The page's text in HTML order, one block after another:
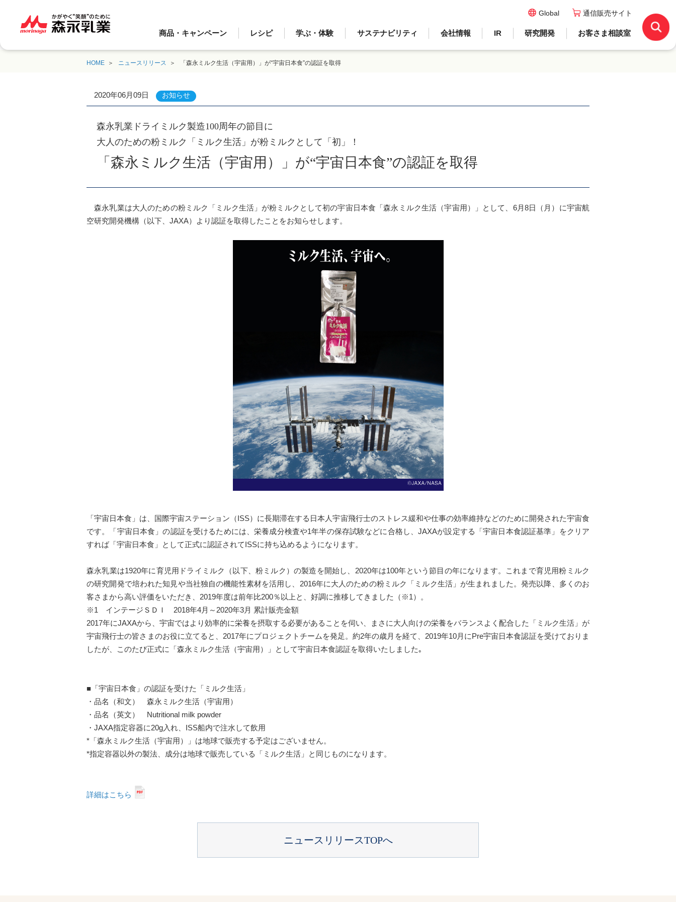
商品・キャンペーン レシピ 学ぶ・体験 サステナビリティ 会社情報 IR 研究開発 お客さま相談室
Global 通信販売サイト
HOME ニュースリリース 「森永ミルク生活（宇宙用）」が“宇宙日本食”の認証を取得
2020年06月09日 お知らせ
森永乳業ドライミルク製造100周年の節目に
大人のための粉ミルク「ミルク生活」が粉ミルクとして「初」！
「森永ミルク生活（宇宙用）」が“宇宙日本食”の認証を取得
森永乳業は大人のための粉ミルク「ミルク生活」が粉ミルクとして初の宇宙日本食「森永ミルク生活（宇宙用）」として、6月8日（月）に宇宙航
空研究開発機構（以下、JAXA）より認証を取得したことをお知らせします。
「宇宙日本食」は、国際宇宙ステーション（ISS）に長期滞在する日本人宇宙飛行士のストレス緩和や仕事の効率維持などのために開発された宇宙食
です。「宇宙日本食」の認証を受けるためには、栄養成分検査や1年半の保存試験などに合格し、JAXAが設定する「宇宙日本食認証基準」をクリア
すれば「宇宙日本食」として正式に認証されてISSに持ち込めるようになります。
森永乳業は1920年に育児用ドライミルク（以下、粉ミルク）の製造を開始し、2020年は100年という節目の年になります。これまで育児用粉ミルク
の研究開発で培われた知見や当社独自の機能性素材を活用し、2016年に大人のための粉ミルク「ミルク生活」が生まれました。発売以降、多くのお
客さまから高い評価をいただき、2019年度は前年比200％以上と、好調に推移してきました（※1）。
※1 インテージＳＤＩ 2018年4月～2020年3月 累計販売金額
2017年にJAXAから、宇宙ではより効率的に栄養を摂取する必要があることを伺い、まさに大人向けの栄養をバランスよく配合した「ミルク生活」が
宇宙飛行士の皆さまのお役に立てると、2017年にプロジェクトチームを発足。約2年の歳月を経て、2019年10月にPre宇宙日本食認証を受けておりま
したが、このたび正式に「森永ミルク生活（宇宙用）」として宇宙日本食認証を取得いたしました｡
■「宇宙日本食」の認証を受けた「ミルク生活」
・品名（和文） 森永ミルク生活（宇宙用）
・品名（英文） Nutritional milk powder
・JAXA指定容器に20g入れ、ISS船内で注水して飲用
*「森永ミルク生活（宇宙用）」は地球で販売する予定はございません。
*指定容器以外の製法、成分は地球で販売している「ミルク生活」と同じものになります。
詳細はこちら
ニュースリリースTOPへ